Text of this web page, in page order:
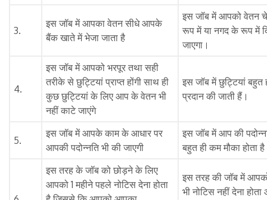
3.
इस जॉब में आपका वेतन सीधे आपके
बैंक खाते में भेजा जाता है
इस जॉब में आपको वेतन
रूप में या नगद के रूप में
जाएगा।
4.
इस जॉब में आपको भरपूर तथा सही
तरीके से छुट्टियां प्राप्त होंगी साथ ही
कुछ छुट्टियां के लिए आप के वेतन भी
नहीं काटे जाएंगे
इस जॉब में छुट्टियां बहुत
प्रदान की जाती हैं।
5.
इस जॉब में आपके काम के आधार पर
आपकी पदोन्नति भी की जाएगी
इस जॉब में आप की
बहुत ही कम मौका होता
इस तरह के जॉब को छोड़ने के लिए
आपको 1 महीने पहले नोटिस देना होता
इस तरह की जॉब में
भी नोटिस नहीं देना